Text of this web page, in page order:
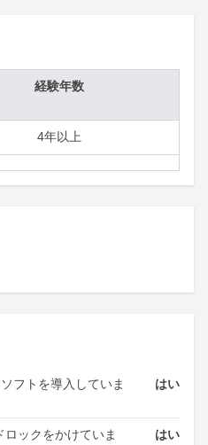
経験年数
4年以上
フトを導入していま
はい
ックをかけていま
はい